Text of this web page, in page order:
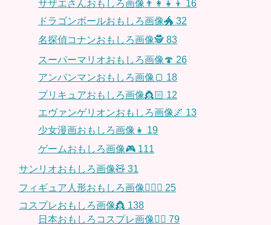
サザエさんおもしろ画像👨‍👩‍👧‍👦 16
ドラゴンボールおもしろ画像🐲 32
名探偵コナンおもしろ画像🕵️ 83
スーパーマリオおもしろ画像🍄 26
アンパンマンおもしろ画像🍞 18
プリキュアおもしろ画像👸🏻 12
エヴァンゲリオンおもしろ画像🌌 13
少女漫画おもしろ画像👧 19
ゲームおもしろ画像🎮 111
サンリオおもしろ画像🧸 31
フィギュア人形おもしろ画像🧍🏼‍♂️ 25
コスプレおもしろ画像👸 138
日本おもしろコスプレ画像🧝‍♀️ 79